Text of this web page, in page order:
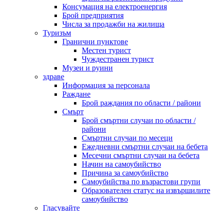
Консумация на електроенергия
Брой предприятия
Числа за продажби на жилища
Туризъм
Гранични пунктове
Местен турист
Чуждестранен турист
Музеи и руини
здраве
Информация за персонала
Раждане
Брой раждания по области / райони
Смърт
Брой смъртни случаи по области /
райони
Смъртни случаи по месеци
Ежедневни смъртни случаи на бебета
Месечни смъртни случаи на бебета
Начин на самоубийство
Причина за самоубийство
Самоубийства по възрастови групи
Образователен статус на извършилите
самоубийство
Гласувайте